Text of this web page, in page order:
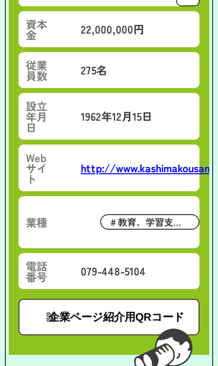
資本
金 22,000,000円
従業
員数 275名
設立
年月
日
1962年12月15日
Web
サイ
ト
http://
業種
教育、学習支援
電話
番号 079-448-5104
企業ページ紹介用QRコード